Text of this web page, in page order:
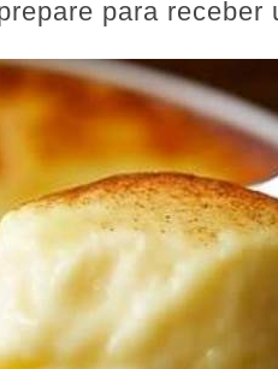
para receber